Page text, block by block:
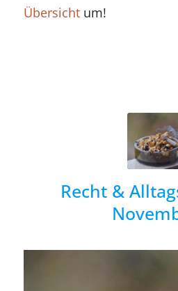
Übersichtum!
Recht &